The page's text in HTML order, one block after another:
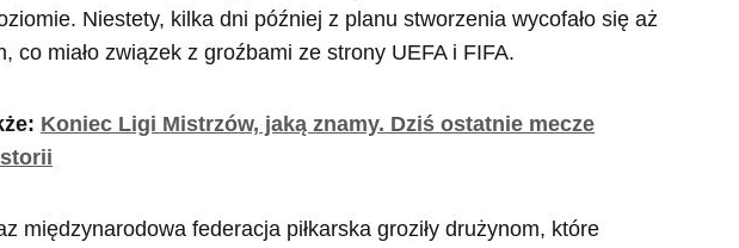
Niestety, kilka dni później z planu stworzenia wycofało się aż
co miało związek z groźbami ze strony UEFA i FIFA.
Koniec Ligi Mistrzów, jaką znamy. Dziś ostatnie mecze
międzynarodowa federacja piłkarska groziły drużynom, które